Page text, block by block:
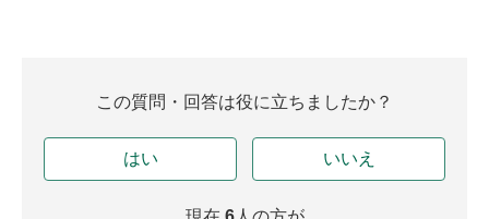
この質問・回答は役に立ちましたか？
はい いいえ